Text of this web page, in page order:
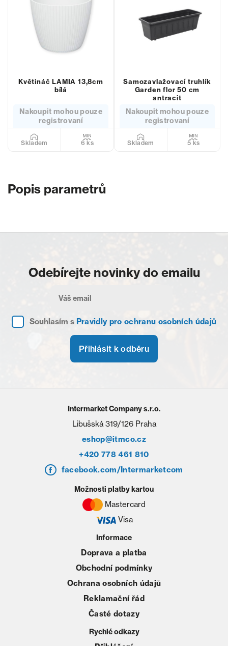
Květináč LAMIA 13,8cm
bílá
Nakoupit mohou pouze
registrovaní
Skladem 6 ks
Samozavlažovací truhlík
Garden flor 50 cm
antracit
Nakoupit mohou pouze
registrovaní
Skladem 5 ks
Popis parametrů
Odebírejte novinky do emailu
Souhlasím s Pravidly pro ochranu osobních údajů
Přihlásit k odběru
Intermarket Company s.r.o.
Libušská 319/126 Praha
eshop@itmco.cz
+420 778 461 810
facebook.com/Intermarketcom
Informace
Doprava a platba
Obchodní podmínky
Ochrana osobních údajů
Reklamační řád
Časté dotazy
Rychlé odkazy
Možnosti platby kartou
Mastercard
Visa